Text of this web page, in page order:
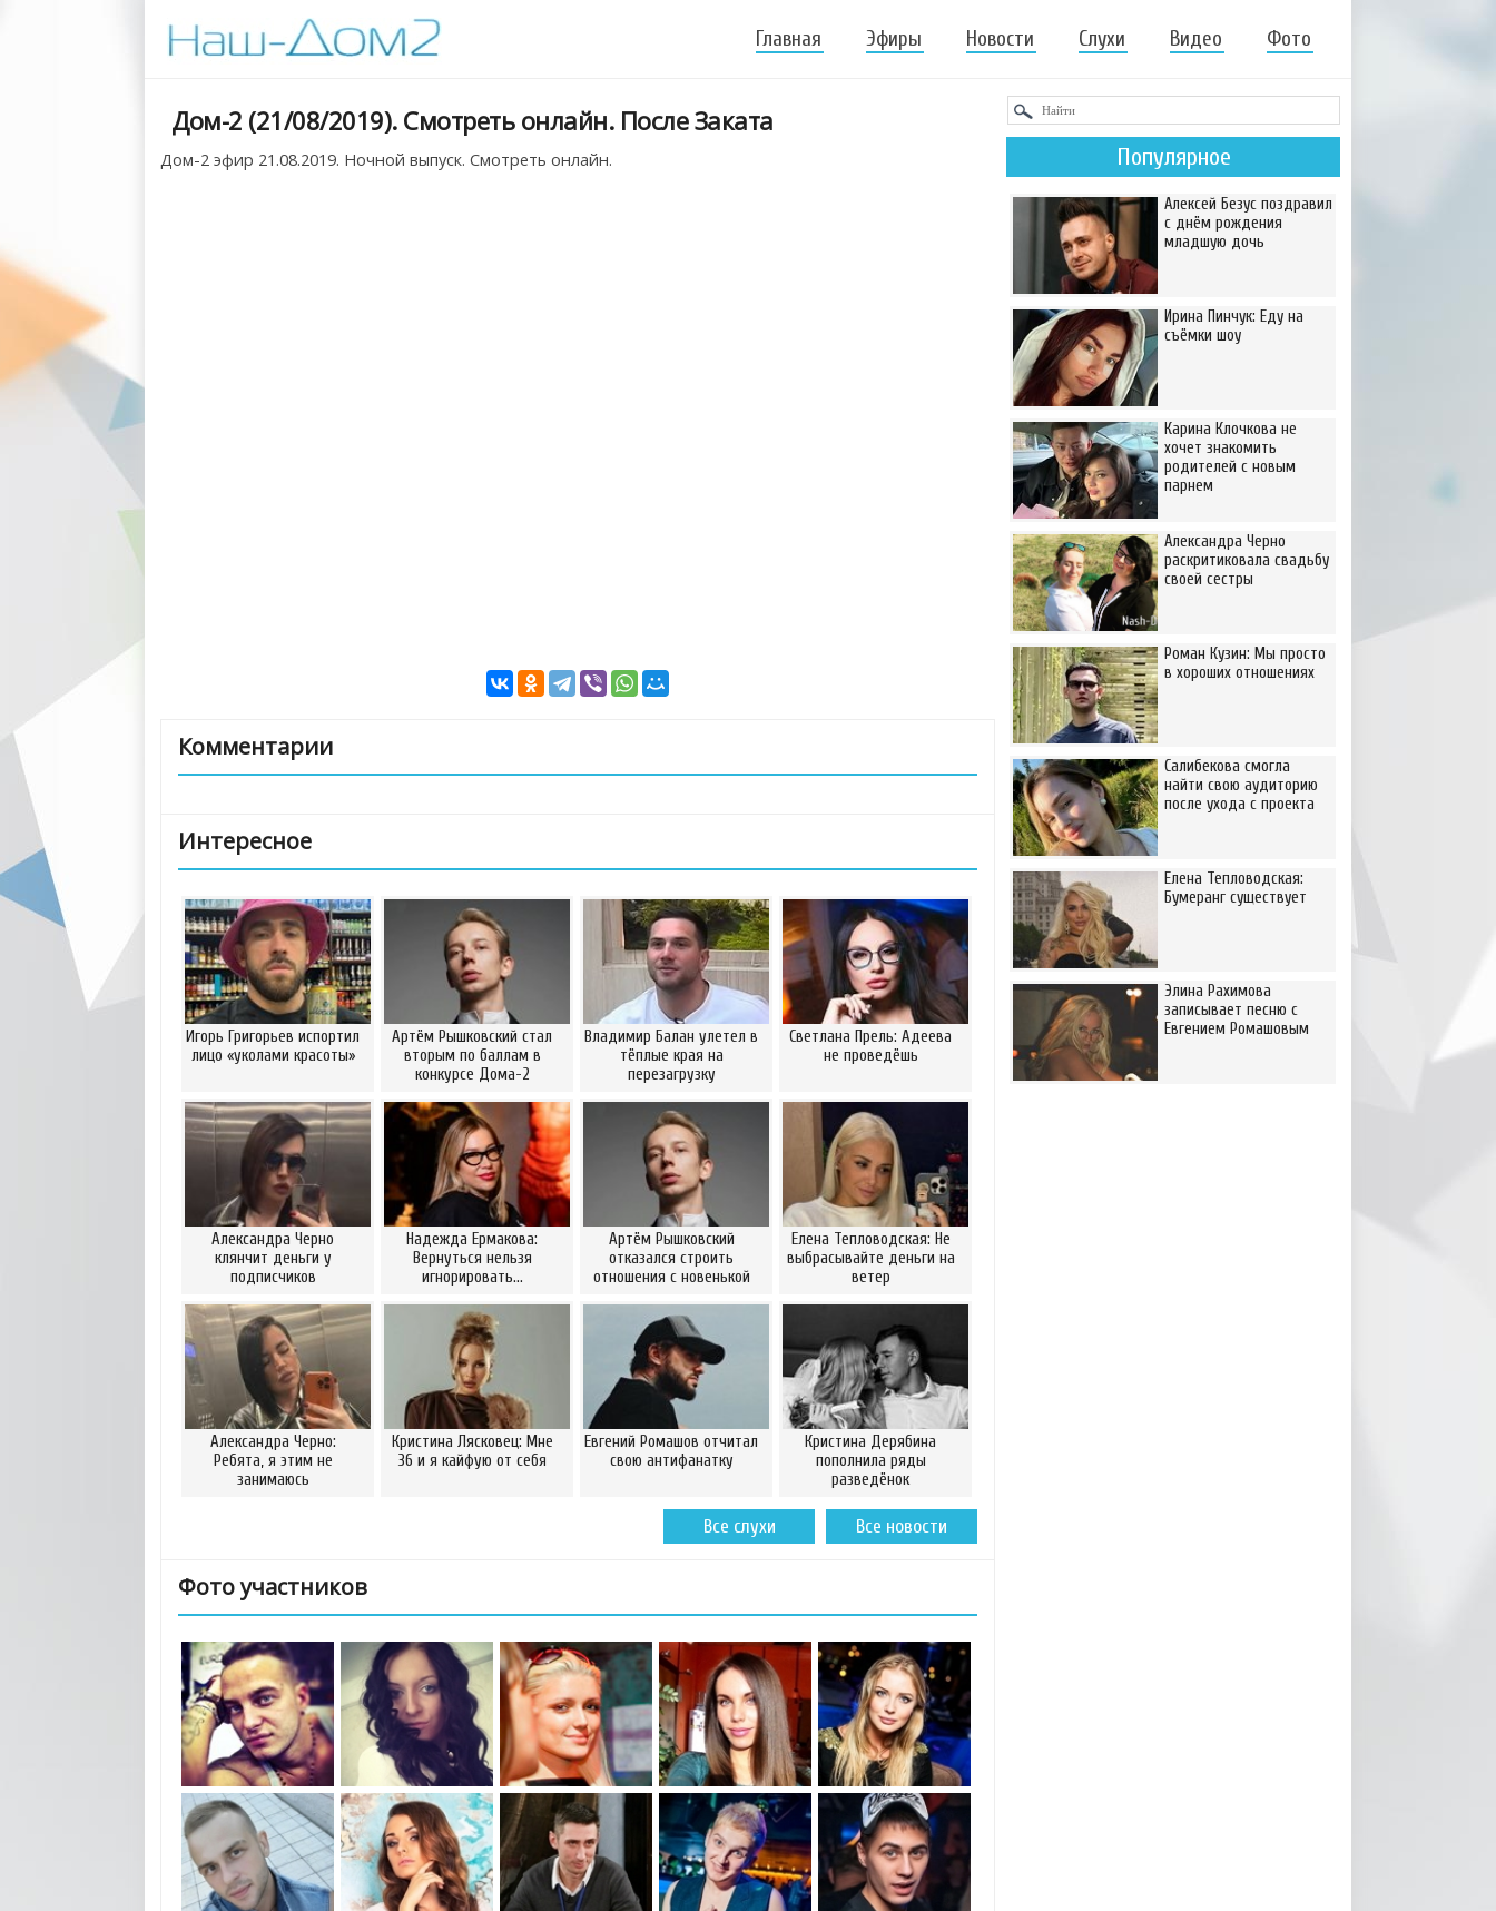
Главная Эфиры Новости Слухи Видео Фото
Дом-2 (21/08/2019). Смотреть онлайн. После Заката
Дом-2 эфир 21.08.2019. Ночной выпуск. Смотреть онлайн.
Комментарии
Интересное
Игорь Григорьев испортил
лицо «уколами красоты»
Артём Рышковский стал
вторым по баллам в
конкурсе Дома-2
Владимир Балан улетел в
тёплые края на
перезагрузку
Светлана Прель: Адеева
не проведёшь
Александра Черно
клянчит деньги у
подписчиков
Надежда Ермакова:
Вернуться нельзя
игнорировать…
Артём Рышковский
отказался строить
отношения с новенькой
Елена Тепловодская: Не
выбрасывайте деньги на
ветер
Александра Черно:
Ребята, я этим не
занимаюсь
Кристина Лясковец: Мне
36 и я кайфую от себя
Евгений Ромашов отчитал
свою антифанатку
Кристина Дерябина
пополнила ряды
разведёнок
Все новости
Все слухи
Фото участников
Популярное
Алексей Безус поздравил
с днём рождения
младшую дочь
Ирина Пинчук: Еду на
съёмки шоу
Карина Клочкова не
хочет знакомить
родителей с новым
парнем
Александра Черно
раскритиковала свадьбу
своей сестры
Роман Кузин: Мы просто
в хороших отношениях
Салибекова смогла
найти свою аудиторию
после ухода с проекта
Елена Тепловодская:
Бумеранг существует
Элина Рахимова
записывает песню с
Евгением Ромашовым